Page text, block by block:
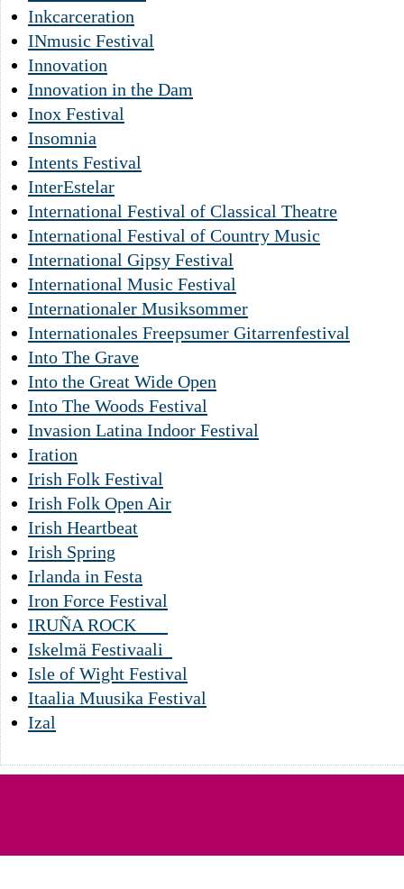
Inkcarceration
INmusic Festival
Innovation
Innovation in the Dam
Inox Festival
Insomnia
Intents Festival
InterEstelar
International Festival of Classical Theatre
International Festival of Country Music
International Gipsy Festival
International Music Festival
Internationaler Musiksommer
Internationales Freepsumer Gitarrenfestival
Into The Grave
Into the Great Wide Open
Into The Woods Festival
Invasion Latina Indoor Festival
Iration
Irish Folk Festival
Irish Folk Open Air
Irish Heartbeat
Irish Spring
Irlanda in Festa
Iron Force Festival
IRUÑA ROCK
Iskelmä Festivaali
Isle of Wight Festival
Itaalia Muusika Festival
Izal